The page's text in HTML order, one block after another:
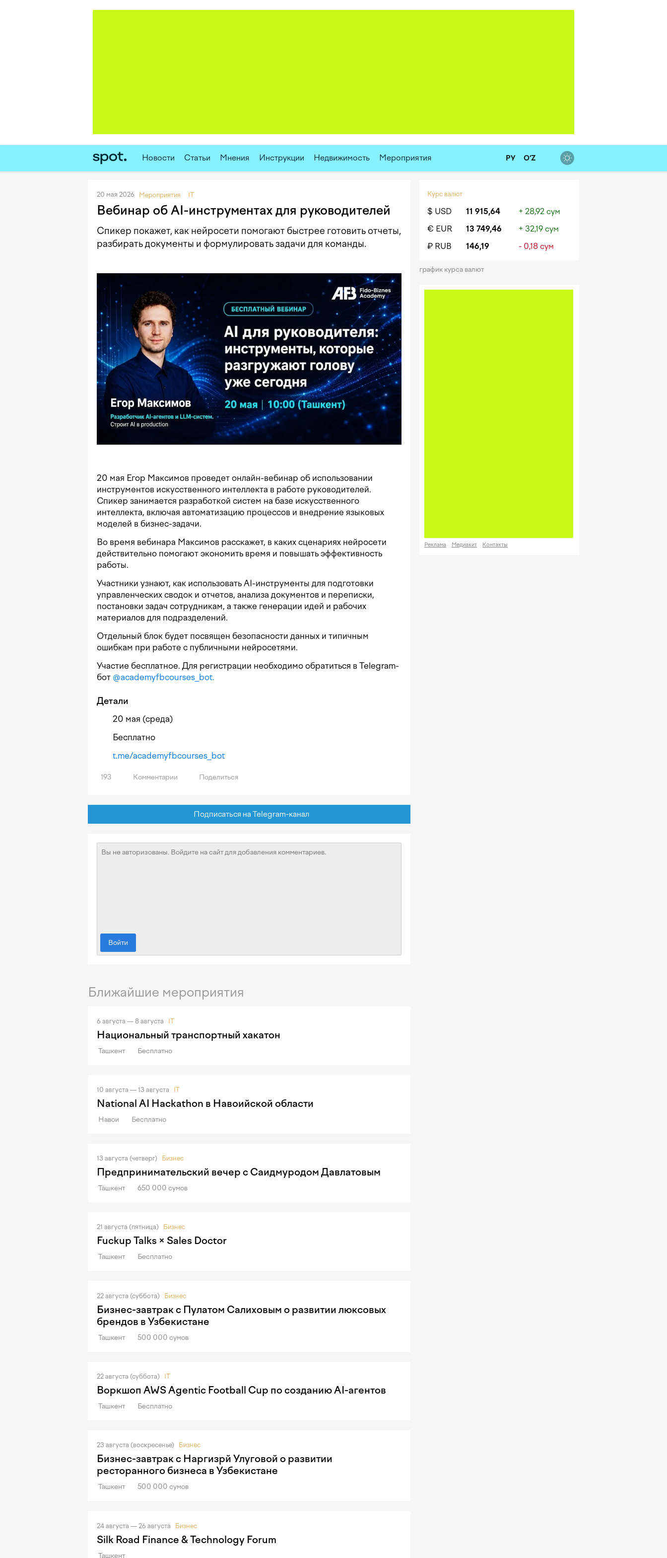
Новости Статьи Мнения Инструкции Недвижимость Мероприятия РУ O‘Z
20 мая 2026 Мероприятия IT
Вебинар об AI-инструментах для руководителей
Спикер покажет, как нейросети помогают быстрее готовить отчеты,
разбирать документы и формулировать задачи для команды.
20 мая Егор Максимов проведет онлайн-вебинар об использовании
инструментов искусственного интеллекта в работе руководителей.
Спикер занимается разработкой систем на базе искусственного
интеллекта, включая автоматизацию процессов и внедрение языковых
моделей в бизнес-задачи.
Во время вебинара Максимов расскажет, в каких сценариях нейросети
действительно помогают экономить время и повышать эффективность
работы.
Участники узнают, как использовать AI-инструменты для подготовки
управленческих сводок и отчетов, анализа документов и переписки,
постановки задач сотрудникам, а также генерации идей и рабочих
материалов для подразделений.
Отдельный блок будет посвящен безопасности данных и типичным
ошибкам при работе с публичными нейросетями.
Участие бесплатное. Для регистрации необходимо обратиться в Telegram-
бот @academyfbcourses_bot.
Детали
20 мая (среда)
Бесплатно
t.me/academyfbcourses_bot
193 Комментарии Поделиться
Подписаться на Telegram-канал
Войти
Ближайшие мероприятия
6 августа — 8 августа IT
Национальный транспортный хакатон
Ташкент Бесплатно
10 августа — 13 августа IT
National AI Hackathon в Навоийской области
Навои Бесплатно
13 августа (четверг) Бизнес
Предпринимательский вечер с Саидмуродом Давлатовым
Ташкент 650 000 сумов
21 августа (пятница) Бизнес
Fuckup Talks × Sales Doctor
Ташкент Бесплатно
22 августа (суббота) Бизнес
Бизнес-завтрак с Пулатом Салиховым о развитии люксовых
брендов в Узбекистане
Ташкент 500 000 сумов
22 августа (суббота) IT
Воркшоп AWS Agentic Football Cup по созданию AI-агентов
Ташкент Бесплатно
23 августа (воскресенье) Бизнес
Бизнес-завтрак с Наргизрй Улуговой о развитии
ресторанного бизнеса в Узбекистане
Ташкент 500 000 сумов
24 августа — 26 августа Бизнес
Silk Road Finance & Technology Forum
Ташкент
Курс валют
$ USD 11 915,64
+ 28,92 сум
€ EUR
13 749,46
+ 32,19 сум
₽ RUB
146,19 - 0,18 сум
график курса валют
Реклама Медиакит Контакты